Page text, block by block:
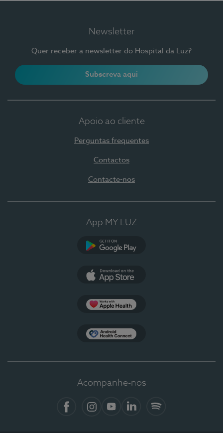
Newsletter
Quer receber a newsletter do Hospital da Luz?
Subscreva aqui
Apoio ao cliente
Perguntas frequentes
Contactos
Contacte-nos
App MY LUZ
Acompanhe-nos